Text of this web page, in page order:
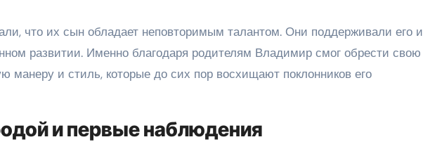
что их сын обладает неповторимым талантом. Они поддерживали его и
развитии. Именно благодаря родителям Владимир смог обрести свою
манеру и стиль, которые до сих пор восхищают поклонников его
и первые наблюдения